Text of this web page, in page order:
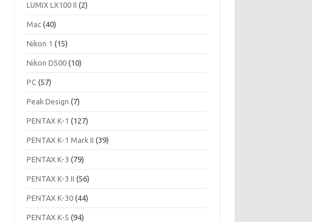
LUMIX LX100 II (2)
Mac (40)
Nikon 1 (15)
Nikon D500 (10)
PC (57)
Peak Design (7)
PENTAX K-1 (127)
PENTAX K-1 Mark II (39)
PENTAX K-3 (79)
PENTAX K-3 II (56)
PENTAX K-30 (44)
PENTAX K-5 (94)